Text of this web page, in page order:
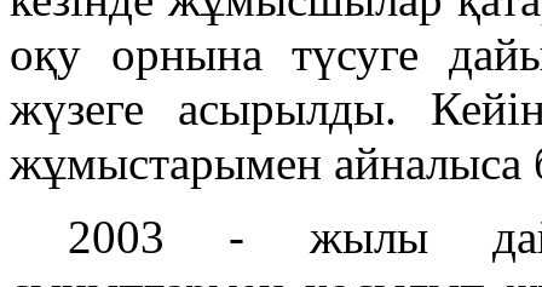
оқу орнына түсуге
жүзеге асырылды.
жұмыстарымен айналыса
2003 - жылы